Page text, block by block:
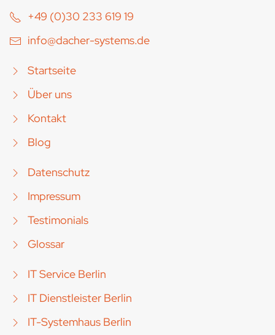
+49 (0)30 233 619 19
info@dacher-systems.de
Startseite
Über uns
Kontakt
Blog
Datenschutz
Impressum
Testimonials
Glossar
IT Service Berlin
IT Dienstleister Berlin
IT-Systemhaus Berlin